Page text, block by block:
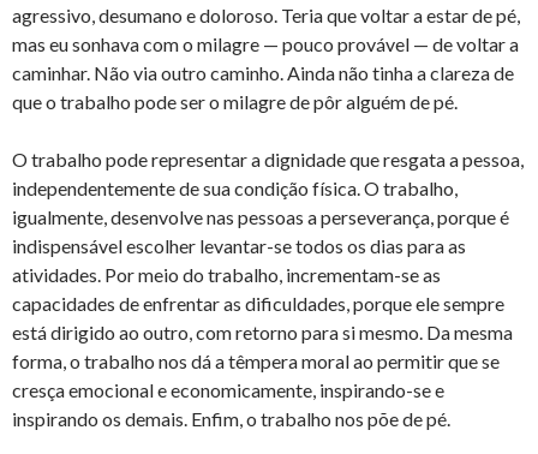
agressivo, desumano e doloroso. Teria que voltar a estar de pé,
mas eu sonhava com o milagre — pouco provável — de voltar a
caminhar. Não via outro caminho. Ainda não tinha a clareza de
que o trabalho pode ser o milagre de pôr alguém de pé.
O trabalho pode representar a dignidade que resgata a pessoa,
independentemente de sua condição física. O trabalho,
igualmente, desenvolve nas pessoas a perseverança, porque é
indispensável escolher levantar-se todos os dias para as
atividades. Por meio do trabalho, incrementam-se as
capacidades de enfrentar as dificuldades, porque ele sempre
está dirigido ao outro, com retorno para si mesmo. Da mesma
forma, o trabalho nos dá a têmpera moral ao permitir que se
cresça emocional e economicamente, inspirando-se e
inspirando os demais. Enfim, o trabalho nos põe de pé.